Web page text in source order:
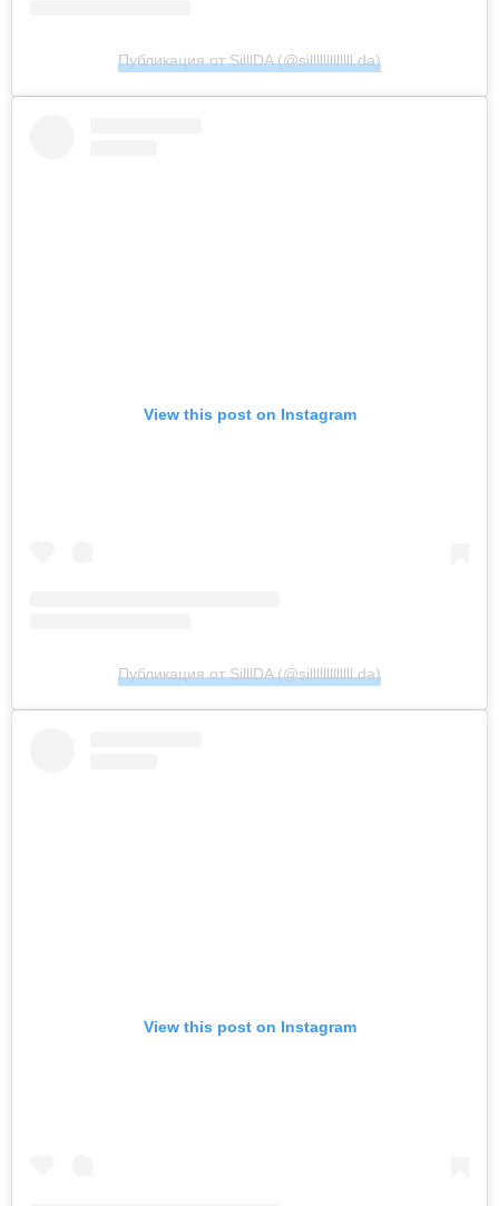
Публикация от SilllDA (@silllllllllllll.da)
View this post on Instagram
Публикация от SilllDA (@silllllllllllll.da)
View this post on Instagram